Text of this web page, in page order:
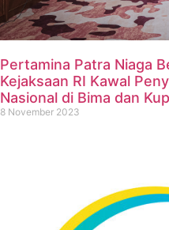
Pertamina Patra Niaga
Kejaksaan RI Kawal
Nasional di Bima dan
8 November 2023